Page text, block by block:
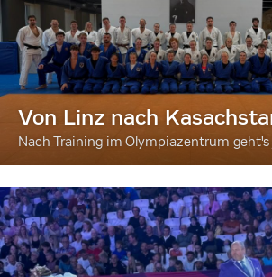
Von Linz nach
Nach Training im Olympiazentrum